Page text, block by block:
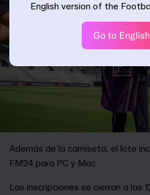
Además de la camiseta, el lote
FM24 para PC y Mac.
Las inscripciones se cierran a las
English version of the
Go to